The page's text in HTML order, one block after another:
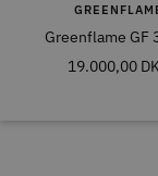
Greenflame GF
Tilbudspris
19.000,00